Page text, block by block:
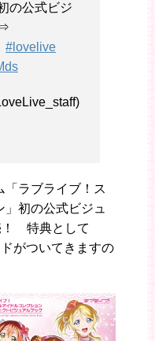
の公式ビジ
⇒
#lovelive
「ラブライブ！ス
初の公式ビジュ
！ 特典として
がついてきますの